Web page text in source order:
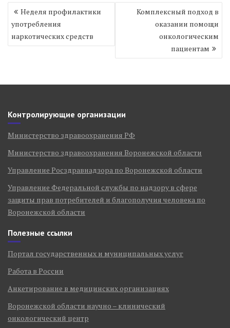
Навигация
по
записям
Неделя профилактики
употребления
наркотических средств
Комплексный подход в
оказании помощи
онкологическим
пациентам
Контролирующие организации
Министерство здравоохранения РФ
Министерство здравоохранения Воронежской области
Управление Росздравнадзора по Воронежской области
Управление Федеральной службы по надзору в сфере
защиты прав потребителей и благополучия человека по
Воронежской области
Полезные ссылки
Портал государственных и муниципальных услуг
Работа в России
Анкетирование в медицинских организациях
Воронежской области научно – клинический
онкологический центр